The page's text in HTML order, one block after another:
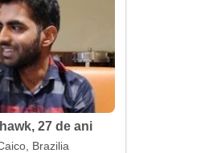
27 de ani
Brazilia